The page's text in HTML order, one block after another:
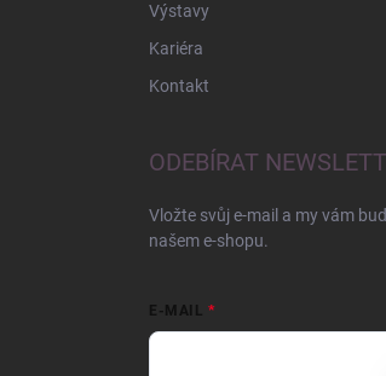
Výstavy
Kariéra
Kontakt
ODEBÍRAT
Vložte svůj e-mail a my vám
našem e-shopu.
E-MAIL